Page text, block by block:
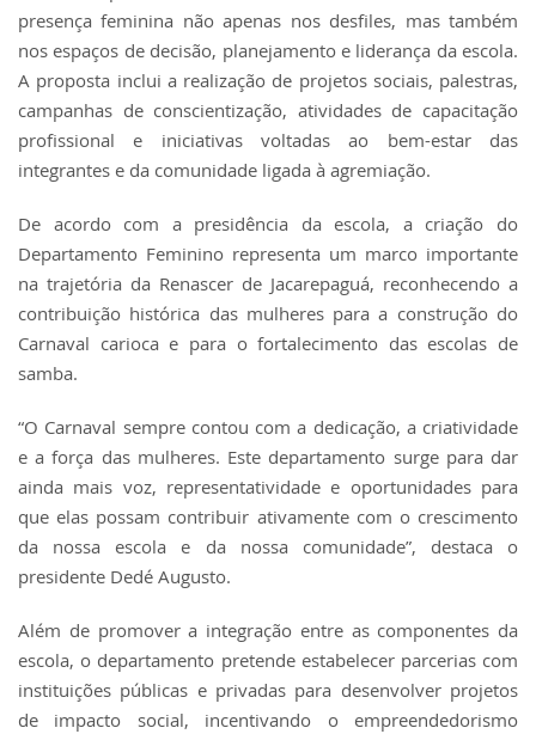
presença feminina não apenas nos desfiles, mas também
nos espaços de decisão, planejamento e liderança da escola.
A proposta inclui a realização de projetos sociais, palestras,
campanhas de conscientização, atividades de capacitação
profissional e iniciativas voltadas ao bem-estar das
integrantes e da comunidade ligada à agremiação.
De acordo com a presidência da escola, a criação do
Departamento Feminino representa um marco importante
na trajetória da Renascer de Jacarepaguá, reconhecendo a
contribuição histórica das mulheres para a construção do
Carnaval carioca e para o fortalecimento das escolas de
samba.
“O Carnaval sempre contou com a dedicação, a criatividade
e a força das mulheres. Este departamento surge para dar
ainda mais voz, representatividade e oportunidades para
que elas possam contribuir ativamente com o crescimento
da nossa escola e da nossa comunidade”, destaca o
presidente Dedé Augusto.
Além de promover a integração entre as componentes da
escola, o departamento pretende estabelecer parcerias com
instituições públicas e privadas para desenvolver projetos
de impacto social, incentivando o empreendedorismo